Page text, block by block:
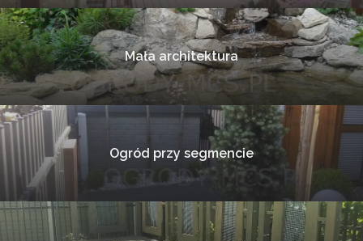
Mała architektura
Ogród przy segmencie